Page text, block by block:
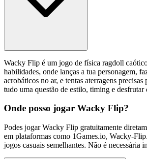
Wacky Flip é um jogo de física ragdoll
habilidades, onde lanças a tua personagem,
acrobáticos no ar, e tentas aterragens precisas
tudo uma questão de estilo, timing e desfrutar
Onde posso jogar Wacky Flip?
Podes jogar Wacky Flip gratuitamente
em plataformas como 1Games.io, Wacky-
jogos casuais semelhantes. Não é necessária